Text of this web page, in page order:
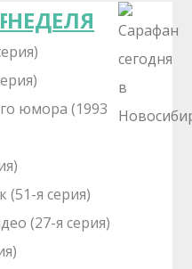
НЕДЕЛЯ
юмора (1993
(51-я серия)
(27-я серия)